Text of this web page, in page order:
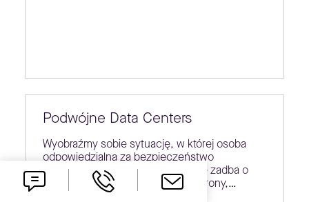
Podwójne Data Centers
Wyobraźmy sobie sytuację, w której osoba
odpowiedzialna za bezpieczeństwo
uczestników imprezy masowej nie zadba o
wystarczającą liczbę osób do ochrony,…